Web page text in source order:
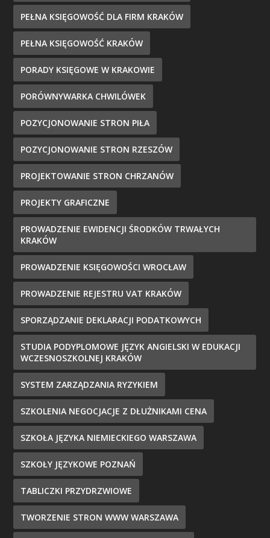
PEŁNA KSIĘGOWOŚĆ DLA FIRM KRAKÓW
PEŁNA KSIĘGOWOŚĆ KRAKÓW
PORADY KSIĘGOWE W KRAKOWIE
PORÓWNYWARKA CHWILÓWEK
POZYCJONOWANIE STRON PIŁA
POZYCJONOWANIE STRON RZESZÓW
PROJEKTOWANIE STRON CHRZANÓW
PROJEKTY GRAFICZNE
PROWADZENIE EWIDENCJI ŚRODKÓW TRWAŁYCH
KRAKÓW
PROWADZENIE KSIĘGOWOŚCI WROCŁAW
PROWADZENIE REJESTRU VAT KRAKÓW
SPORZĄDZANIE DEKLARACJI PODATKOWYCH
STUDIA PODYPLOMOWE JĘZYK ANGIELSKI W EDUKACJI
WCZESNOSZKOLNEJ KRAKÓW
SYSTEM ZARZĄDZANIA RYZYKIEM
SZKOLENIA NEGOCJACJE Z DŁUŻNIKAMI CENA
SZKOŁA JĘZYKA NIEMIECKIEGO WARSZAWA
SZKOŁY JĘZYKOWE POZNAŃ
TABLICZKI PRZYDRZWIOWE
TWORZENIE STRON WWW WARSZAWA